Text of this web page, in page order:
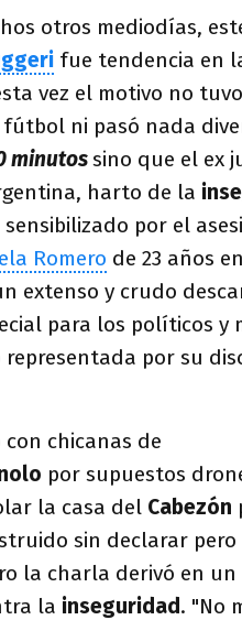
otros mediodías,
fue tendencia en
vez el motivo no
ni pasó nada
minutossino que el ex
harto de la
por el
Romero de 23 años
extenso y crudo
para los políticos y
representada por su
con chicanas de
por supuestos
la casa del Cabezón
sin declarar pero
la charla derivó en un
la inseguridad. "No